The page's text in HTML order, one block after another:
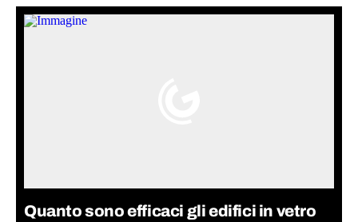
Quanto sono efficaci gli edifici in vetro